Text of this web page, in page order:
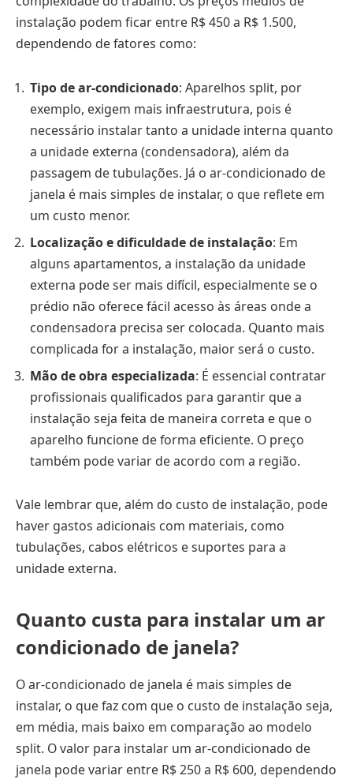
instalação podem ficar entre R$ 450 a R$ 1.500,
dependendo de fatores como:
Tipo de ar-condicionado: Aparelhos split, por
exemplo, exigem mais infraestrutura, pois é
necessário instalar tanto a unidade interna quanto
a unidade externa (condensadora), além da
passagem de tubulações. Já o ar-condicionado de
janela é mais simples de instalar, o que reflete em
um custo menor.
Localização e dificuldade de instalação: Em
alguns apartamentos, a instalação da unidade
externa pode ser mais difícil, especialmente se o
prédio não oferece fácil acesso às áreas onde a
condensadora precisa ser colocada. Quanto mais
complicada for a instalação, maior será o custo.
Mão de obra especializada: É essencial contratar
profissionais qualificados para garantir que a
instalação seja feita de maneira correta e que o
aparelho funcione de forma eficiente. O preço
também pode variar de acordo com a região.
Vale lembrar que, além do custo de instalação, pode
haver gastos adicionais com materiais, como
tubulações, cabos elétricos e suportes para a
unidade externa.
Quanto custa para instalar um ar
condicionado de janela?
O ar-condicionado de janela é mais simples de
instalar, o que faz com que o custo de instalação seja,
em média, mais baixo em comparação ao modelo
split. O valor para instalar um ar-condicionado de
janela pode variar entre R$ 250 a R$ 600, dependendo